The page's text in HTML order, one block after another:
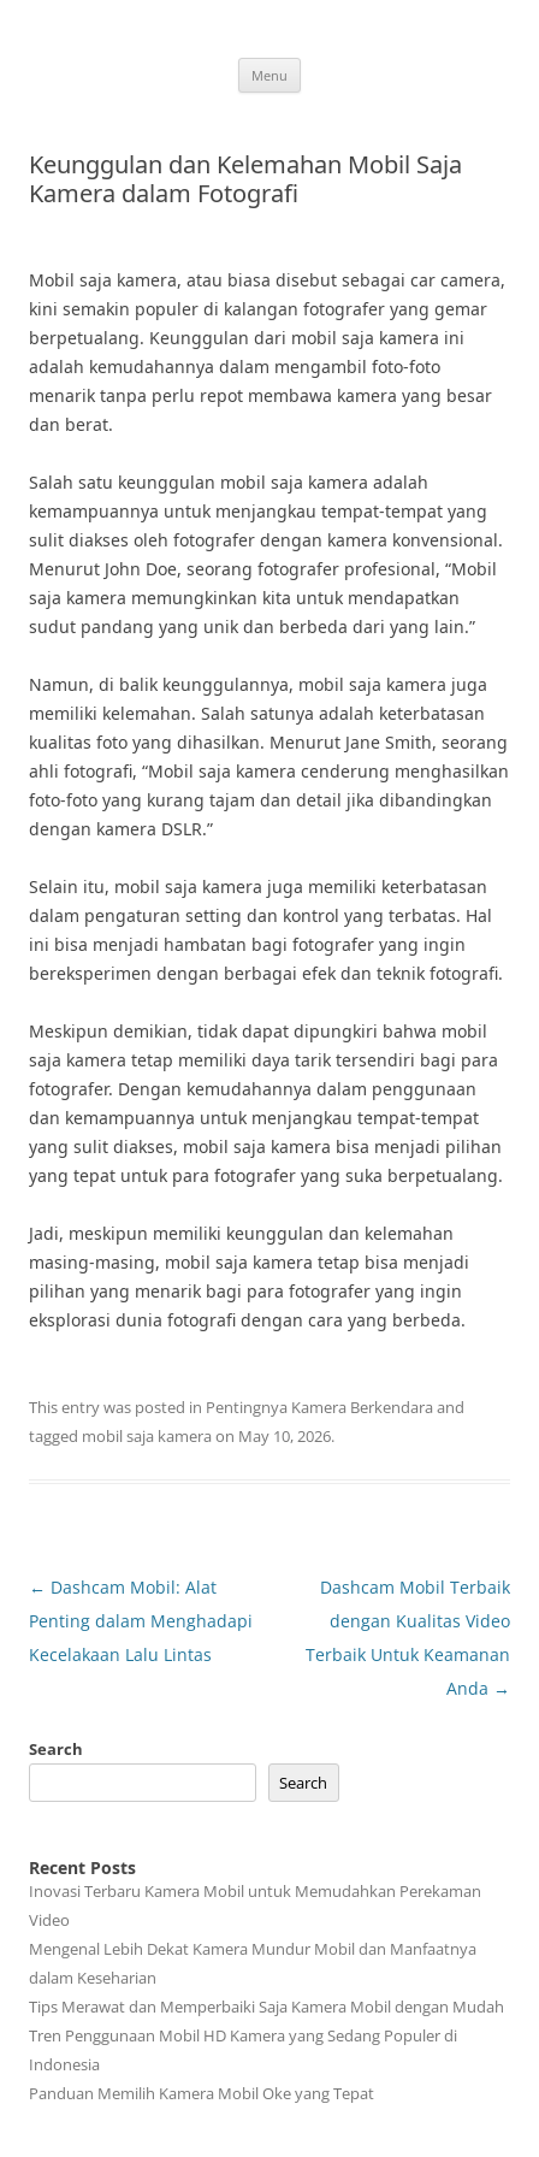
Menu
Keunggulan dan Kelemahan Mobil Saja
Kamera dalam Fotografi
Mobil saja kamera, atau biasa disebut sebagai car camera,
kini semakin populer di kalangan fotografer yang gemar
berpetualang. Keunggulan dari mobil saja kamera ini
adalah kemudahannya dalam mengambil foto-foto
menarik tanpa perlu repot membawa kamera yang besar
dan berat.
Salah satu keunggulan mobil saja kamera adalah
kemampuannya untuk menjangkau tempat-tempat yang
sulit diakses oleh fotografer dengan kamera konvensional.
Menurut John Doe, seorang fotografer profesional, “Mobil
saja kamera memungkinkan kita untuk mendapatkan
sudut pandang yang unik dan berbeda dari yang lain.”
Namun, di balik keunggulannya, mobil saja kamera juga
memiliki kelemahan. Salah satunya adalah keterbatasan
kualitas foto yang dihasilkan. Menurut Jane Smith, seorang
ahli fotografi, “Mobil saja kamera cenderung menghasilkan
foto-foto yang kurang tajam dan detail jika dibandingkan
dengan kamera DSLR.”
Selain itu, mobil saja kamera juga memiliki keterbatasan
dalam pengaturan setting dan kontrol yang terbatas. Hal
ini bisa menjadi hambatan bagi fotografer yang ingin
bereksperimen dengan berbagai efek dan teknik fotografi.
Meskipun demikian, tidak dapat dipungkiri bahwa mobil
saja kamera tetap memiliki daya tarik tersendiri bagi para
fotografer. Dengan kemudahannya dalam penggunaan
dan kemampuannya untuk menjangkau tempat-tempat
yang sulit diakses, mobil saja kamera bisa menjadi pilihan
yang tepat untuk para fotografer yang suka berpetualang.
Jadi, meskipun memiliki keunggulan dan kelemahan
masing-masing, mobil saja kamera tetap bisa menjadi
pilihan yang menarik bagi para fotografer yang ingin
eksplorasi dunia fotografi dengan cara yang berbeda.
This entry was posted in Pentingnya Kamera Berkendara and
tagged mobil saja kamera on May 10, 2026.
Post
navigation
← Dashcam Mobil: Alat
Penting dalam Menghadapi
Kecelakaan Lalu Lintas
Dashcam Mobil Terbaik
dengan Kualitas Video
Terbaik Untuk Keamanan
Anda →
Search
Search
Recent Posts
Inovasi Terbaru Kamera Mobil untuk Memudahkan Perekaman
Video
Mengenal Lebih Dekat Kamera Mundur Mobil dan Manfaatnya
dalam Keseharian
Tips Merawat dan Memperbaiki Saja Kamera Mobil dengan Mudah
Tren Penggunaan Mobil HD Kamera yang Sedang Populer di
Indonesia
Panduan Memilih Kamera Mobil Oke yang Tepat